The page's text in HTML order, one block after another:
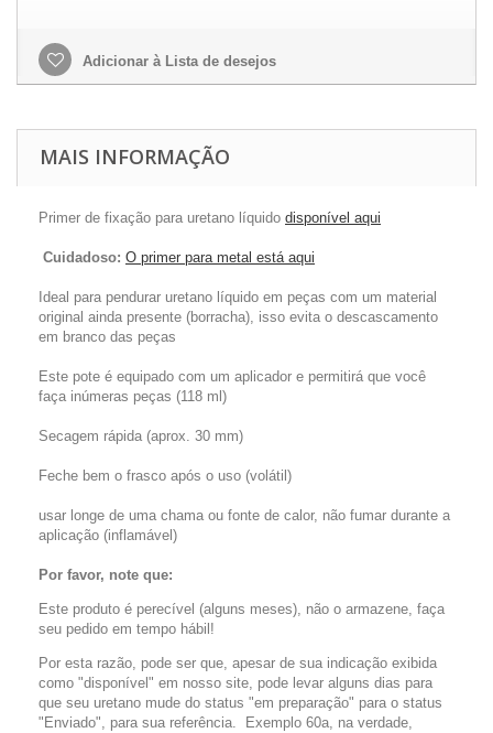
Adicionar à Lista de desejos
MAIS INFORMAÇÃO
Primer de fixação para uretano líquido disponível aqui
Cuidadoso: O primer para metal está aqui
Ideal para pendurar uretano líquido em peças com um material
original ainda presente (borracha), isso evita o descascamento
em branco das peças
Este pote é equipado com um aplicador e permitirá que você
faça inúmeras peças (118 ml)
Secagem rápida (aprox. 30 mm)
Feche bem o frasco após o uso (volátil)
usar longe de uma chama ou fonte de calor, não fumar durante a
aplicação (inflamável)
Por favor, note que:
Este produto é perecível (alguns meses), não o armazene, faça
seu pedido em tempo hábil!
Por esta razão, pode ser que, apesar de sua indicação exibida
como "disponível" em nosso site, pode levar alguns dias para
que seu uretano mude do status "em preparação" para o status
"Enviado", para sua referência. Exemplo 60a, na verdade,